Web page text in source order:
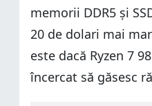
memorii DDR5 și
20 de dolari mai
este dacă Ryzen 7
încercat să găsesc